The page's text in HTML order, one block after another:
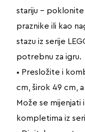
stariju –
praznike ili kao
stazu iz serije
potrebnu za igru.
• Presložite i
cm, širok 49 cm,
Može se mijenjati
kompletima iz